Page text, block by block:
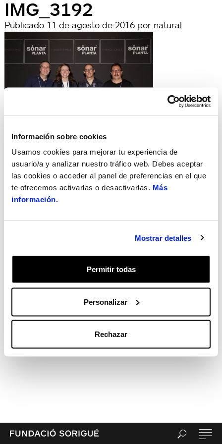
Información sobre cookies
Usamos cookies para mejorar tu experiencia de
usuario/a y analizar nuestro tráfico web. Debes aceptar
las cookies o acceder al panel de preferencias en el que
te ofrecemos activarlas o desactivarlas. Más
información.
Mostrar detalles
Permitir todas
Personalizar
Rechazar
IMG_3192
Publicado 11 de agosto de 2016 por natural
archivadas en:
Búsqueda
Buscar
por:
Search
Recent Posts
Hola, món!
Sin categorizar
Acceder
Feed de comentarios